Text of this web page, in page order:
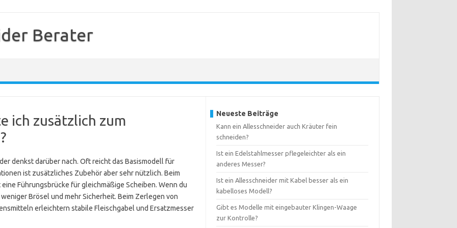
Berater
ich zusätzlich zum
denkst darüber nach. Oft reicht das Basismodell für
ist zusätzliches Zubehör aber sehr nützlich. Beim
Führungsbrücke für gleichmäßige Scheiben. Wenn du
Brösel und mehr Sicherheit. Beim Zerlegen von
erleichtern stabile Fleischgabel und Ersatzmesser
Neueste Beiträge
Kann ein Allesschneider auch Kräuter fein
schneiden?
Ist ein Edelstahlmesser pflegeleichter als ein
anderes Messer?
Ist ein Allesschneider mit Kabel besser als ein
kabelloses Modell?
Gibt es Modelle mit eingebauter Klingen-Waage
zur Kontrolle?